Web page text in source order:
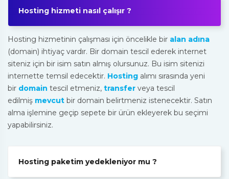
Hosting hizmeti nasıl çalışır ?
Hosting hizmetinin çalışması için öncelikle bir alan adına
(domain) ihtiyaç vardır. Bir domain tescil ederek internet
siteniz için bir isim satın almış olursunuz. Bu isim sitenizi
internette temsil edecektir. Hosting alımı sırasında yeni
bir domain tescil etmeniz, transfer veya tescil
edilmiş mevcut bir domain belirtmeniz istenecektir. Satın
alma işlemine geçip sepete bir ürün ekleyerek bu seçimi
yapabilirsiniz.
Hosting paketim yedekleniyor mu ?